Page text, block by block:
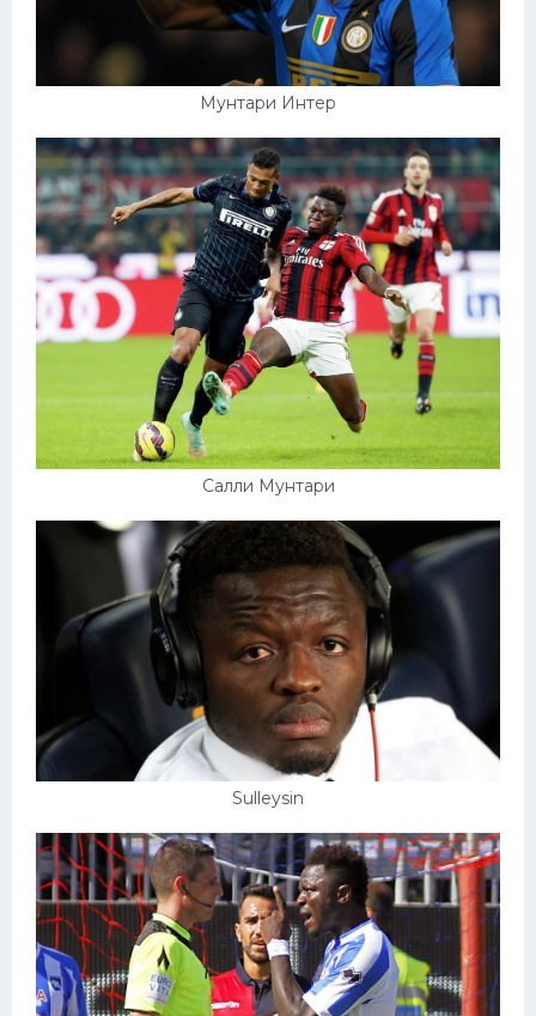
Мунтари Интер
Салли Мунтари
Sulleysin